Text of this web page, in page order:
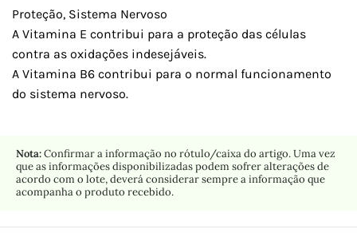
Proteção, Sistema Nervoso
A Vitamina E contribui para a proteção das células
contra as oxidações indesejáveis.
A Vitamina B6 contribui para o normal funcionamento
do sistema nervoso.
Nota:Confirmar a informação no rótulo/caixa do artigo. Uma vez
que as informações disponibilizadas podem sofrer alterações de
acordo com o lote, deverá considerar sempre a informação que
acompanha o produto recebido.